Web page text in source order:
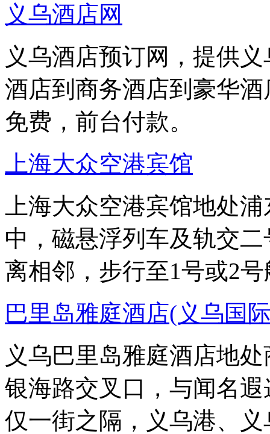
义乌酒店网
义乌酒店预订网，提供
酒店到商务酒店到豪华
免费，前台付款。
上海大众空港宾馆
上海大众空港宾馆地处
中，磁悬浮列车及轨交
离相邻，步行至1号或2
巴里岛雅庭酒店(义乌国
义乌巴里岛雅庭酒店地
银海路交叉口，与闻名
仅一街之隔，义乌港、